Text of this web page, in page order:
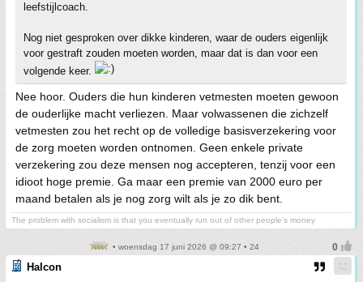
leefstijlcoach.
Nog niet gesproken over dikke kinderen, waar de ouders eigenlijk
voor gestraft zouden moeten worden, maar dat is dan voor een
volgende keer.
Nee hoor. Ouders die hun kinderen vetmesten moeten gewoon
de ouderlijke macht verliezen. Maar volwassenen die zichzelf
vetmesten zou het recht op de volledige basisverzekering voor
de zorg moeten worden ontnomen. Geen enkele private
verzekering zou deze mensen nog accepteren, tenzij voor een
idioot hoge premie. Ga maar een premie van 2000 euro per
maand betalen als je nog zorg wilt als je zo dik bent.
The problem with socialism is that you eventually run out of other people's money
• woensdag 17 juni 2026 @ 09:27 • 24
Halcon